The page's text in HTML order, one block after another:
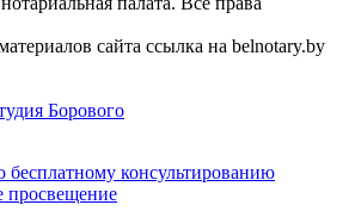
сайта ссылка на belnotary.by
Борового
консультированию
просвещение